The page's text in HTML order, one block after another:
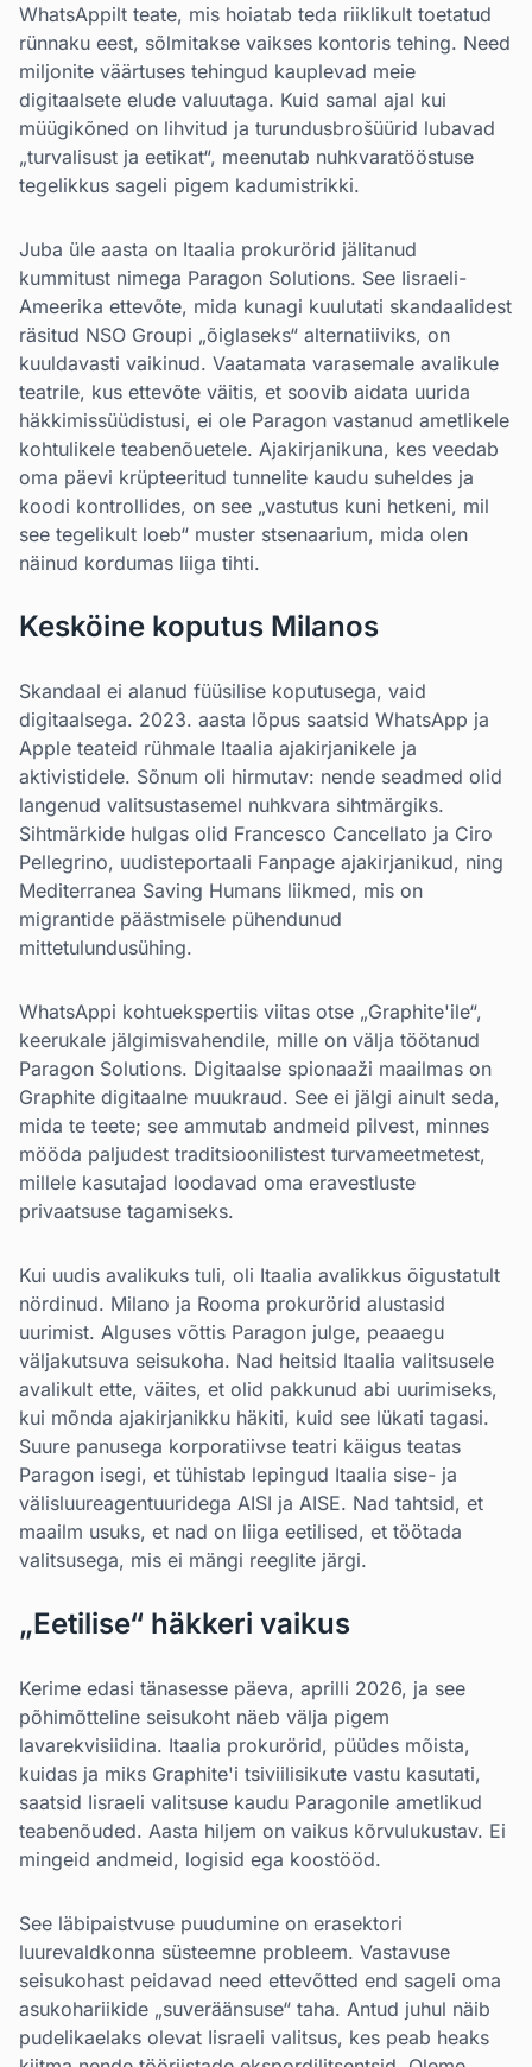
WhatsAppilt teate, mis hoiatab teda riiklikult toetatud
rünnaku eest, sõlmitakse vaikses kontoris tehing. Need
miljonite väärtuses tehingud kauplevad meie
digitaalsete elude valuutaga. Kuid samal ajal kui
müügikõned on lihvitud ja turundusbrošüürid lubavad
„turvalisust ja eetikat“, meenutab nuhkvaratööstuse
tegelikkus sageli pigem kadumistrikki.
Juba üle aasta on Itaalia prokurörid jälitanud
kummitust nimega Paragon Solutions. See Iisraeli-
Ameerika ettevõte, mida kunagi kuulutati skandaalidest
räsitud NSO Groupi „õiglaseks“ alternatiiviks, on
kuuldavasti vaikinud. Vaatamata varasemale avalikule
teatrile, kus ettevõte väitis, et soovib aidata uurida
häkkimissüüdistusi, ei ole Paragon vastanud ametlikele
kohtulikele teabenõuetele. Ajakirjanikuna, kes veedab
oma päevi krüpteeritud tunnelite kaudu suheldes ja
koodi kontrollides, on see „vastutus kuni hetkeni, mil
see tegelikult loeb“ muster stsenaarium, mida olen
näinud kordumas liiga tihti.
Kesköine koputus Milanos
Skandaal ei alanud füüsilise koputusega, vaid
digitaalsega. 2023. aasta lõpus saatsid WhatsApp ja
Apple teateid rühmale Itaalia ajakirjanikele ja
aktivistidele. Sõnum oli hirmutav: nende seadmed olid
langenud valitsustasemel nuhkvara sihtmärgiks.
Sihtmärkide hulgas olid Francesco Cancellato ja Ciro
Pellegrino, uudisteportaali Fanpage ajakirjanikud, ning
Mediterranea Saving Humans liikmed, mis on
migrantide päästmisele pühendunud
mittetulundusühing.
WhatsAppi kohtuekspertiis viitas otse „Graphite'ile“,
keerukale jälgimisvahendile, mille on välja töötanud
Paragon Solutions. Digitaalse spionaaži maailmas on
Graphite digitaalne muukraud. See ei jälgi ainult seda,
mida te teete; see ammutab andmeid pilvest, minnes
mööda paljudest traditsioonilistest turvameetmetest,
millele kasutajad loodavad oma eravestluste
privaatsuse tagamiseks.
Kui uudis avalikuks tuli, oli Itaalia avalikkus õigustatult
nördinud. Milano ja Rooma prokurörid alustasid
uurimist. Alguses võttis Paragon julge, peaaegu
väljakutsuva seisukoha. Nad heitsid Itaalia valitsusele
avalikult ette, väites, et olid pakkunud abi uurimiseks,
kui mõnda ajakirjanikku häkiti, kuid see lükati tagasi.
Suure panusega korporatiivse teatri käigus teatas
Paragon isegi, et tühistab lepingud Itaalia sise- ja
välisluureagentuuridega AISI ja AISE. Nad tahtsid, et
maailm usuks, et nad on liiga eetilised, et töötada
valitsusega, mis ei mängi reeglite järgi.
„Eetilise“ häkkeri vaikus
Kerime edasi tänasesse päeva, aprilli 2026, ja see
põhimõtteline seisukoht näeb välja pigem
lavarekvisiidina. Itaalia prokurörid, püüdes mõista,
kuidas ja miks Graphite'i tsiviilisikute vastu kasutati,
saatsid Iisraeli valitsuse kaudu Paragonile ametlikud
teabenõuded. Aasta hiljem on vaikus kõrvulukustav. Ei
mingeid andmeid, logisid ega koostööd.
See läbipaistvuse puudumine on erasektori
luurevaldkonna süsteemne probleem. Vastavuse
seisukohast peidavad need ettevõtted end sageli oma
asukohariikide „suveräänsuse“ taha. Antud juhul näib
pudelikaelaks olevat Iisraeli valitsus, kes peab heaks